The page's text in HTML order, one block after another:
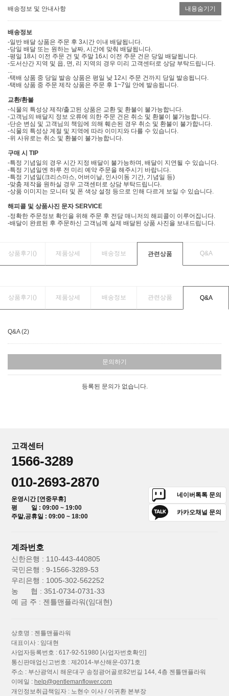
배송정보 및 안내사항 내용숨기기
배송정보
-일반 배달 상품은 주문 후 3시간 이내 배달됩니다.
-당일 배달 또는 원하는 날짜, 시간에 맞춰 배달됩니다.
-평일 18시 이전 주문 건 및 주말 16시 이전 주문 건은 당일 배달됩니다.
-도서산간 지역 및 읍, 면, 리 지역의 경우 미리 고객센터로 상담 부탁드립니다.
-택배 상품 중 당일 발송 상품은 평일 낮 12시 주문 건까지 당일 발송됩니다.
-택배 상품 중 주문 제작 상품은 주문 후 1~7일 안에 발송됩니다.
교환/환불
-식물의 특성상 제작/출고된 상품은 교환 및 환불이 불가능합니다.
-고객님의 배달지 정보 오류에 의한 주문 건은 취소 및 환불이 불가능합니다.
-단순 변심 및 고객님의 책임에 의해 훼손된 경우 취소 및 환불이 불가합니다.
-식물의 특성상 계절 및 지역에 따라 이미지와 다를 수 있습니다.
-위 사유로는 취소 및 환불이 불가능합니다.
구매 시 TIP
-특정 기념일의 경우 시간 지정 배달이 불가능하며, 배달이 지연될 수 있습니다.
-특정 기념일엔 하루 전 미리 예약 주문을 해주시기 바랍니다.
-특정 기념일(크리스마스, 어버이날, 인사이동 기간, 기념일 등)
-맞춤 제작을 원하실 경우 고객센터로 상담 부탁드립니다.
-상품 이미지는 모니터 및 폰 색상 설정 등으로 인해 다르게 보일 수 있습니다.
해피콜 및 상품사진 문자 SERVICE
-정확한 주문정보 확인을 위해 주문 후 전담 매니저의 해피콜이 이루어집니다.
-배달이 완료된 후 주문하신 고객님께 실제 배달된 상품 사진을 보내드립니다.
상품후기() 제품상세 배송정보 관련상품 Q&A
상품후기() 제품상세 배송정보 관련상품 Q&A
Q&A (2)
문의하기
등록된 문의가 없습니다.
고객센터
1566-3289
010-2693-2870
운영시간 [연중무휴]
평 일 : 09:00 ~ 19:00
주말,공휴일 : 09:00 ~ 18:00
네이버톡톡 문의
카카오채널 문의
계좌번호
신한은행 : 110-443-440805
국민은행 : 9-1566-3289-53
우리은행 : 1005-302-562252
농 협 : 351-0734-0731-33
예 금 주 : 젠틀맨플라워(임대현)
상호명 : 젠틀맨플라워
대표이사 : 임대현
사업자등록번호 : 617-92-51980 [사업자번호확인]
통신판매업신고번호 : 제2014-부산해운-0371호
주소 : 부산광역시 해운대구 송정광어골로82번길 144, 4층 젠틀맨플라워
이메일 :help@gentlemanflower.com
개인정보취급책임자 : 노현수 이사 / 이귀환 본부장